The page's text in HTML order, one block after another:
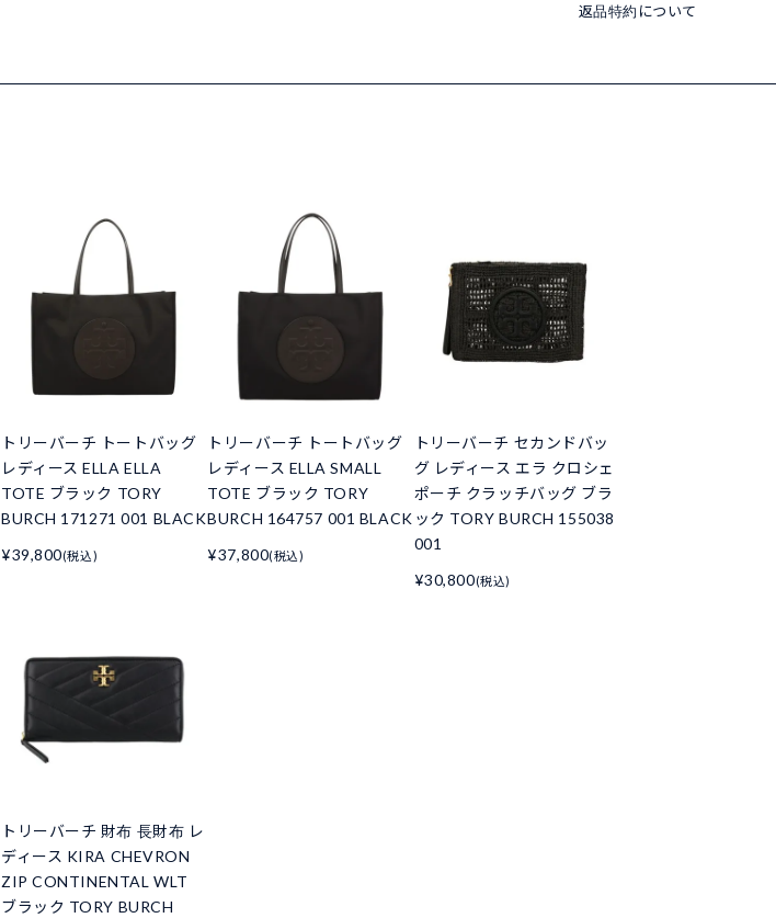
返品特約について
トリーバーチ トートバッグ
レディース ELLA ELLA
TOTE ブラック TORY
BURCH 171271 001 BLACK
¥39,800(税込)
トリーバーチ トートバッグ
レディース ELLA SMALL
TOTE ブラック TORY
BURCH 164757 001 BLACK
¥37,800(税込)
トリーバーチ セカンドバッ
グ レディース エラ クロシェ
ポーチ クラッチバッグ ブラ
ック TORY BURCH 155038
001
¥30,800(税込)
トリーバーチ 財布 長財布 レ
ディース KIRA CHEVRON
ZIP CONTINENTAL WLT
ブラック TORY BURCH